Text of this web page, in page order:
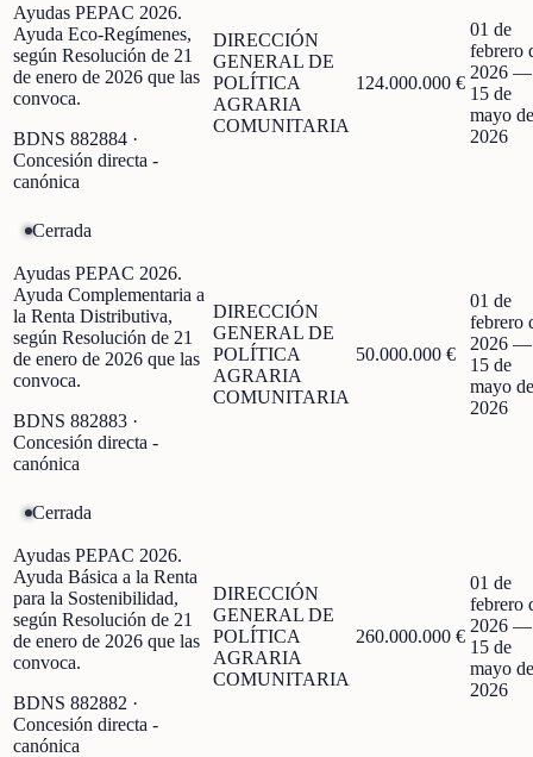
Ayudas PEPAC 2026.
Ayuda Eco-Regímenes,
según Resolución de 21
de enero de 2026 que las
convoca.
BDNS 882884 ·
Concesión directa -
canónica
DIRECCIÓN
GENERAL DE
POLÍTICA
AGRARIA
COMUNITARIA
124.000.000 €
01 de
febrero
2026 —
15 de
mayo de
2026
Cerrada
Ayudas PEPAC 2026.
Ayuda Complementaria a
la Renta Distributiva,
según Resolución de 21
de enero de 2026 que las
convoca.
BDNS 882883 ·
Concesión directa -
canónica
DIRECCIÓN
GENERAL DE
POLÍTICA
AGRARIA
COMUNITARIA
50.000.000 €
01 de
febrero
2026 —
15 de
mayo de
2026
Cerrada
Ayudas PEPAC 2026.
Ayuda Básica a la Renta
para la Sostenibilidad,
según Resolución de 21
de enero de 2026 que las
convoca.
BDNS 882882 ·
Concesión directa -
canónica
DIRECCIÓN
GENERAL DE
POLÍTICA
AGRARIA
COMUNITARIA
260.000.000 €
01 de
febrero
2026 —
15 de
mayo de
2026